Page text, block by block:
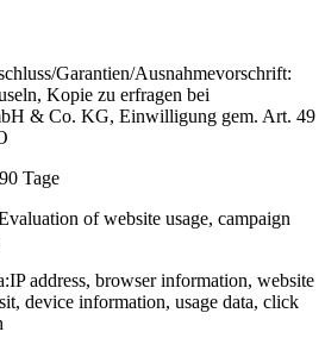
Garantien/Ausnahmevorschrift:
Kopie zu erfragen bei
& Co. KG, Einwilligung gem. Art. 49
90 Tage
of website usage, campaign
IP address, browser information, website
device information, usage data, click